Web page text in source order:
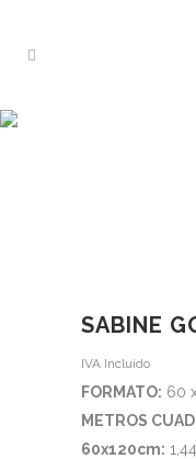
SABINE
IVA Incluido
FORMATO: 60
METROS
60x120cm: